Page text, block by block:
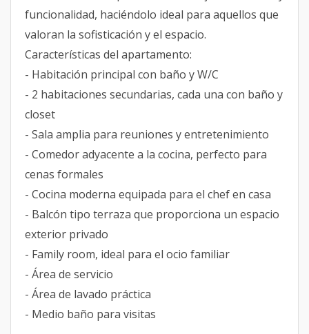
funcionalidad, haciéndolo ideal para aquellos que
valoran la sofisticación y el espacio.
Características del apartamento:
- Habitación principal con baño y W/C
- 2 habitaciones secundarias, cada una con baño y
closet
- Sala amplia para reuniones y entretenimiento
- Comedor adyacente a la cocina, perfecto para
cenas formales
- Cocina moderna equipada para el chef en casa
- Balcón tipo terraza que proporciona un espacio
exterior privado
- Family room, ideal para el ocio familiar
- Área de servicio
- Área de lavado práctica
- Medio baño para visitas